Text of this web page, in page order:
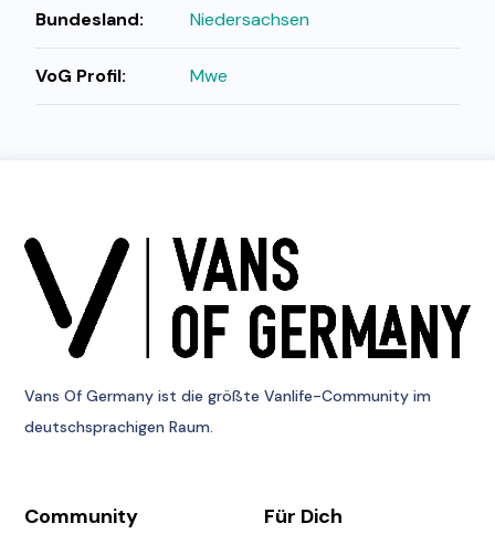
Bundesland: Niedersachsen
VoG Profil: Mwe
Vans Of Germany ist die größte Vanlife-Community im
deutschsprachigen Raum.
Community Für Dich